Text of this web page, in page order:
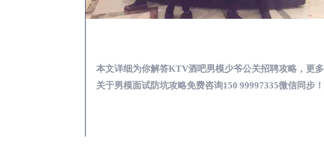
本文详细为你解答KTV酒吧男模少爷公关招聘攻略，更多
关于男模面试防坑攻略免费咨询150 99997335微信同步！